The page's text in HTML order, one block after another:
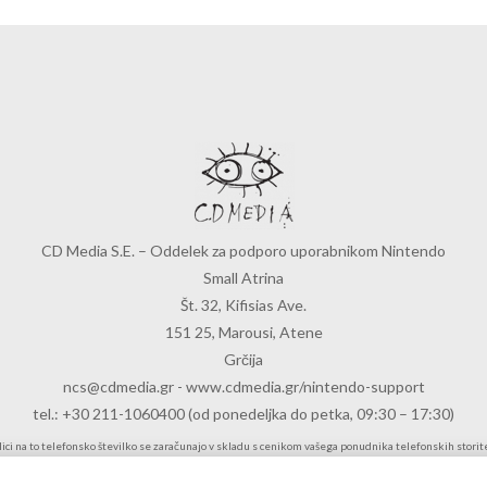
CD Media S.E. – Oddelek za podporo uporabnikom Nintendo
Small Atrina
Št. 32, Kifisias Ave.
151 25, Marousi, Atene
Grčija
ncs@cdmedia.gr- www.cdmedia.gr/nintendo-support
tel.: +30 211-1060400 (od ponedeljka do petka, 09:30 – 17:30)
na to telefonsko številko se zaračunajo v skladu s cenikom vašega ponudnika telefonskih
se razlikujejo glede na državo izvora in vrsto klica (mednarodni, domači, mobilni ali